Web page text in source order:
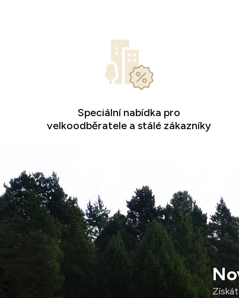
Speciální nabídka pro
velkoodběratele a stálé zákazníky